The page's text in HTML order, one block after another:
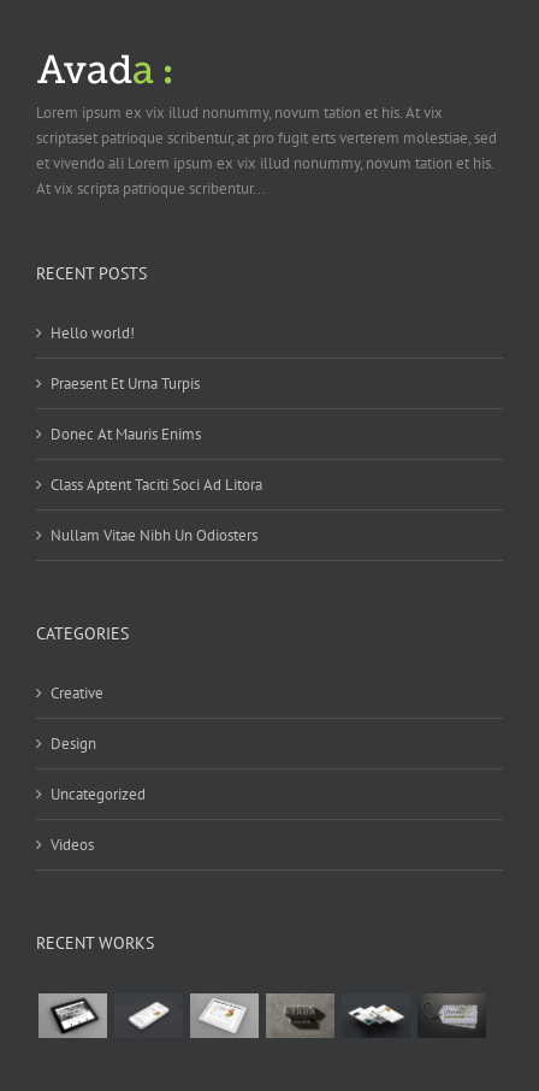
Lorem ipsum ex vix illud nonummy, novum tation et his. At vix
scriptaset patrioque scribentur, at pro fugit erts verterem molestiae, sed
et vivendo ali Lorem ipsum ex vix illud nonummy, novum tation et his.
At vix scripta patrioque scribentur...
RECENT POSTS
Hello world!
Praesent Et Urna Turpis
Donec At Mauris Enims
Class Aptent Taciti Soci Ad Litora
Nullam Vitae Nibh Un Odiosters
CATEGORIES
Creative
Design
Uncategorized
Videos
RECENT WORKS